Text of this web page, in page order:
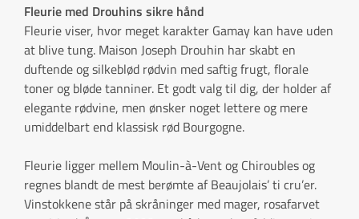
Fleurie med Drouhins sikre hånd
Fleurie viser, hvor meget karakter Gamay kan have uden
at blive tung. Maison Joseph Drouhin har skabt en
duftende og silkeblød rødvin med saftig frugt, florale
toner og bløde tanniner. Et godt valg til dig, der holder af
elegante rødvine, men ønsker noget lettere og mere
umiddelbart end klassisk rød Bourgogne.
Fleurie ligger mellem Moulin-à-Vent og Chiroubles og
regnes blandt de mest berømte af Beaujolais’ ti cru’er.
Vinstokkene står på skråninger med mager, rosafarvet